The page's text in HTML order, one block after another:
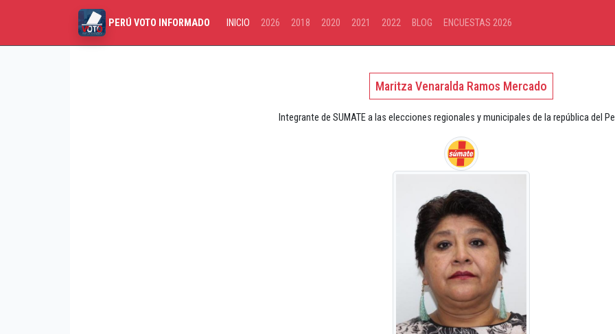
PERÚ VOTO INFORMADO INICIO 2026 2018 2020 2021 2022 BLOG ENCUESTAS 2026
Maritza Venaralda Ramos Mercado
Integrante de SUMATE a las elecciones regionales y municipales de la república del